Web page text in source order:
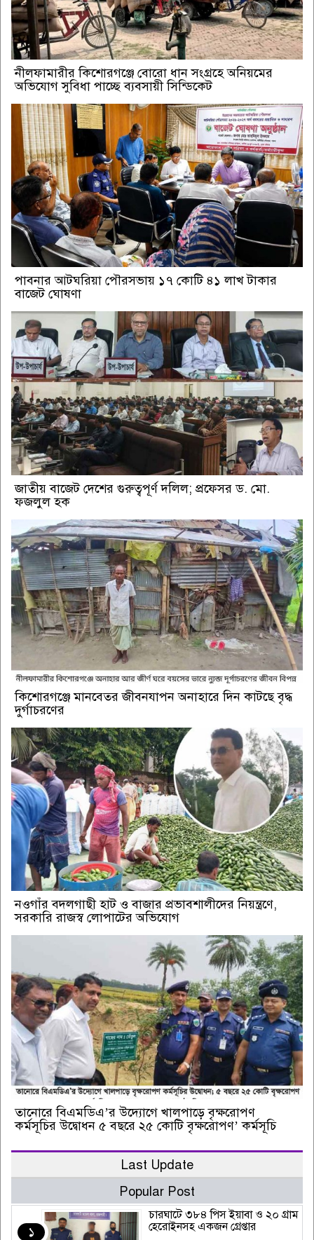
নীলফামারীর কিশোরগঞ্জে বোরো ধান সংগ্রহে অনিয়মের
অভিযোগ সুবিধা পাচ্ছে ব্যবসায়ী সিন্ডিকেট
পাবনার আটঘরিয়া পৌরসভায় ১৭ কোটি ৪১ লাখ টাকার
বাজেট ঘোষণা
জাতীয় বাজেট দেশের গুরুত্বপূর্ণ দলিল; প্রফেসর ড. মো.
ফজলুল হক
কিশোরগঞ্জে মানবেতর জীবনযাপন অনাহারে দিন কাটছে বৃদ্ধ
দুর্গাচরণের
নওগাঁর বদলগাছী হাট ও বাজার প্রভাবশালীদের নিয়ন্ত্রণে,
সরকারি রাজস্ব লোপাটের অভিযোগ
তানোরে বিএমডিএ’র উদ্যোগে খালপাড়ে বৃক্ষরোপণ
কর্মসূচির উদ্বোধন ৫ বছরে ২৫ কোটি বৃক্ষরোপণ’ কর্মসূচি
Last Update
Popular Post
১
চারঘাটে ৩৮৪ পিস ইয়াবা ও ২০ গ্রাম
হেরোইনসহ একজন গ্রেপ্তার